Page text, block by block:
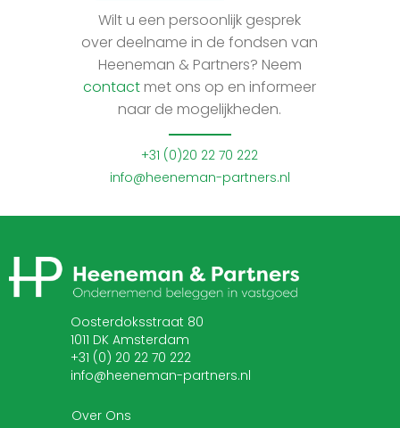
Wilt u een persoonlijk gesprek
over deelname in de fondsen van
Heeneman & Partners? Neem
contact met ons op en informeer
naar de mogelijkheden.
+31 (0)20 22 70 222
info@heeneman-partners.nl
Oosterdoksstraat 80
1011 DK Amsterdam
+31 (0) 20 22 70 222
info@heeneman-partners.nl
Over Ons